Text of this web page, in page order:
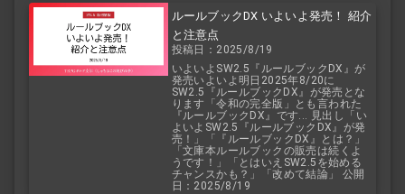
ルールブックDX いよいよ発売！ 紹介
と注意点
投稿日：2025/8/19
いよいよSW2.5『ルールブックDX』が
発売いよいよ明日2025年8/20に
SW2.5『ルールブックDX』が発売とな
ります「令和の完全版」とも言われた
『ルールブックDX』です... 見出し「い
よいよSW2.5『ルールブックDX』が発
売！」「『ルールブックDX』とは？」
「文庫本ルールブックの販売は続くよ
うです！」「とはいえSW2.5を始める
チャンスかも？」「改めて結論」 公開
日：2025/8/19